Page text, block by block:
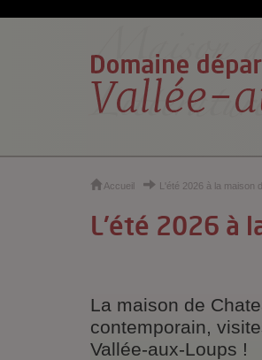
Accueil L'été 2026 à la maison
L'été 2026 à
La maison de
contemporain,
Vallée-aux-Loups !